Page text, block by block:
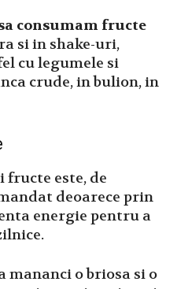
consumam fructe
si in shake-uri,
cu legumele si
crude, in bulion, in
fructe este, de
deoarece prin
energie pentru a
mananci o briosa si o